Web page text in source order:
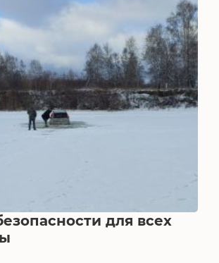
для всех